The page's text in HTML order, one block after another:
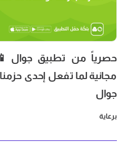
حصرياً من تطبيق
مجانية لما تفعل إحدى
جوال
برعاية